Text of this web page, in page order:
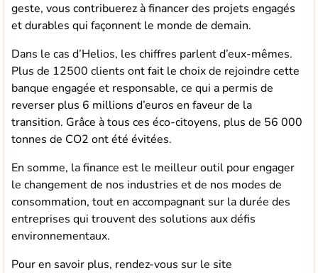
geste, vous contribuerez à financer des projets engagés
et durables qui façonnent le monde de demain.
Dans le cas d’Helios, les chiffres parlent d’eux-mêmes.
Plus de 12500 clients ont fait le choix de rejoindre cette
banque engagée et responsable, ce qui a permis de
reverser plus 6 millions d’euros en faveur de la
transition. Grâce à tous ces éco-citoyens, plus de 56 000
tonnes de CO2 ont été évitées.
En somme, la finance est le meilleur outil pour engager
le changement de nos industries et de nos modes de
consommation, tout en accompagnant sur la durée des
entreprises qui trouvent des solutions aux défis
environnementaux.
Pour en savoir plus, rendez-vous sur le site